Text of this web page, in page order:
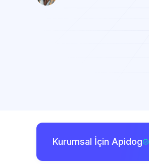
Kurumsal İçin Apidog